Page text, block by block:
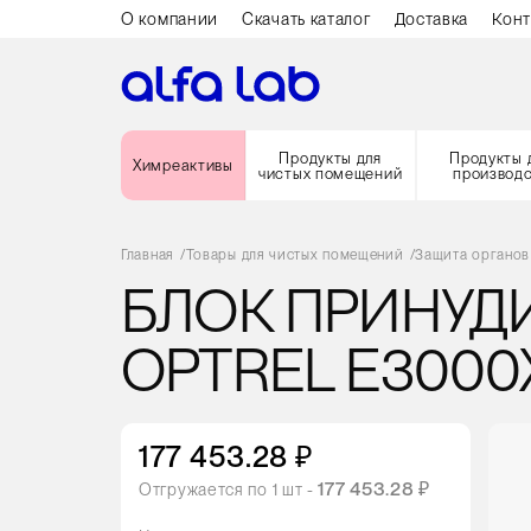
О компании Скачать каталог Доставка
Химреактивы
Продукты для
чистых помещений
Продукты
Главная /Товары для чистых помещений /Защита
БЛОК
OPTREL
177 453.28 ₽
Отгружается по 1 шт -177 453.28 ₽